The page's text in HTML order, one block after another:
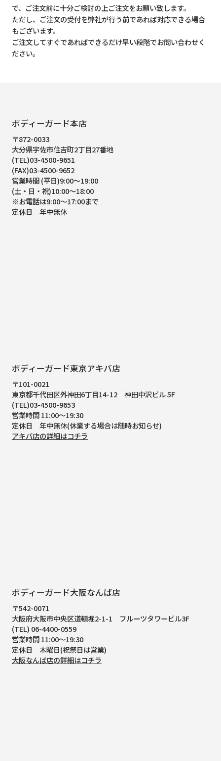
で、ご注文前に十分ご検討の上ご注文をお願い致します。
ただし、ご注文の受付を弊社が行う前であれば対応できる場合
もございます。
ご注文してすぐであればできるだけ早い段階でお問い合わせく
ださい。
ボディーガード本店
〒872-0033
大分県宇佐市住吉町2丁目27番地
(TEL)03-4500-9651
(FAX)03-4500-9652
営業時間 (平日)9:00～19:00
(土・日・祝)10:00～18:00
※お電話は9:00～17:00まで
定休日 年中無休
ボディーガード東京アキバ店
〒101-0021
東京都千代田区外神田6丁目14-12 神田中沢ビル 5F
(TEL)03-4500-9653
営業時間 11:00～19:30
定休日 年中無休(休業する場合は随時お知らせ)
アキバ店の詳細はコチラ
ボディーガード大阪なんば店
〒542-0071
大阪府大阪市中央区道頓堀2-1-1
フルーツタワービル3F
(TEL) 06-4400-0559
営業時間 11:00～19:30
定休日 木曜日(祝祭日は営業)
大阪なんば店の詳細はコチラ